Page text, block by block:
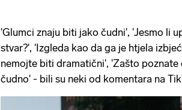
'Glumci znaju biti jako čudni', 'Jesmo li
stvar?', 'Izgleda kao da ga je htjela
nemojte biti dramatični', 'Zašto poznate
čudno' - bili su neki od komentara na